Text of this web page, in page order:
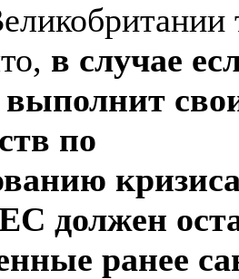
в случае
выполнит
по
должен
ранее